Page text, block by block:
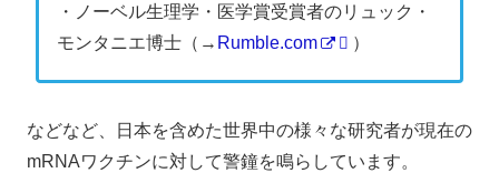
・ノーベル生理学・医学賞受賞者のリュック・
モンタニエ博士（→ Rumble.com ）
などなど、日本を含めた世界中の様々な研究者が現在の
mRNAワクチンに対して警鐘を鳴らしています。